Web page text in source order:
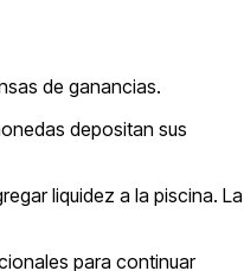
de ganancias.
depositan sus
liquidez a la piscina. La
para continuar